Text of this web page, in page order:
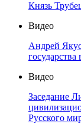
Князь
Видео
Андрей
Видео
Заседание
Русского